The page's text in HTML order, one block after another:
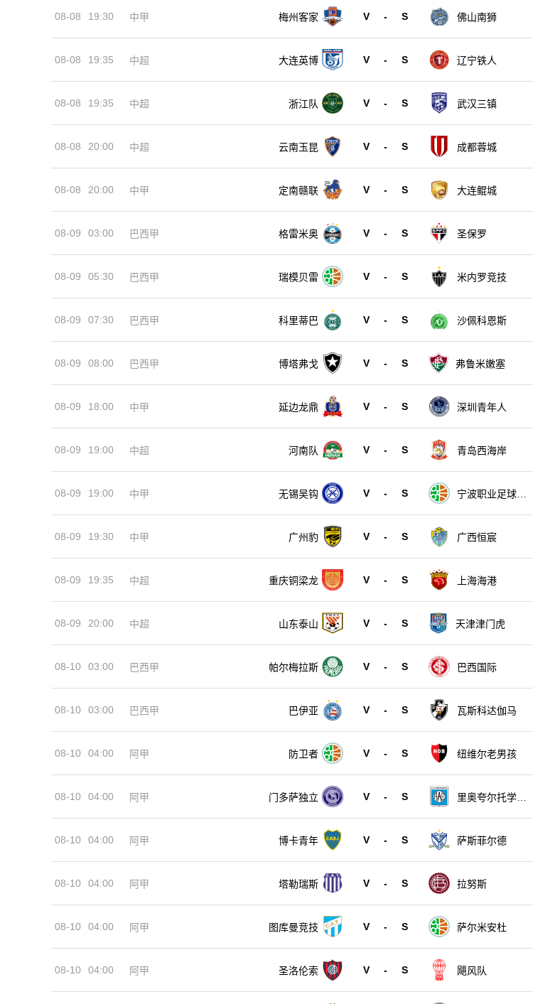
08-08 19:30 中甲 梅州客家 V - S 佛山南狮
08-08 19:35 中超 大连英博 V - S 辽宁铁人
08-08 19:35 中超 浙江队 V - S 武汉三镇
08-08 20:00 中超 云南玉昆 V - S 成都蓉城
08-08 20:00 中甲 定南赣联 V - S 大连鲲城
08-09 03:00 巴西甲 格雷米奥 V - S 圣保罗
08-09 05:30 巴西甲 瑞模贝雷 V - S 米内罗竞技
08-09 07:30 巴西甲 科里蒂巴 V - S 沙佩科恩斯
08-09 08:00 巴西甲 博塔弗戈 V - S 弗鲁米嫩塞
08-09 18:00 中甲 延边龙鼎 V - S 深圳青年人
08-09 19:00 中超 河南队 V - S 青岛西海岸
08-09 19:00 中甲 无锡吴钩 V - S
宁波职业足球俱
08-09 19:30 中甲 广州豹 V - S 广西恒宸
08-09 19:35 中超 重庆铜梁龙 V - S 上海海港
08-09 20:00 中超 山东泰山 V - S 天津津门虎
08-10 03:00 巴西甲 帕尔梅拉斯 V - S 巴西国际
08-10 03:00 巴西甲 巴伊亚 V - S 瓦斯科达伽马
08-10 04:00 阿甲 防卫者 V - S 纽维尔老男孩
08-10 04:00 阿甲 门多萨独立 V - S
里奥夸尔托学生
08-10 04:00 阿甲 博卡青年 V - S 萨斯菲尔德
08-10 04:00 阿甲 塔勒瑞斯 V - S 拉努斯
08-10 04:00 阿甲 图库曼竞技 V - S 萨尔米安杜
08-10 04:00 阿甲 圣洛伦索 V - S 飓风队